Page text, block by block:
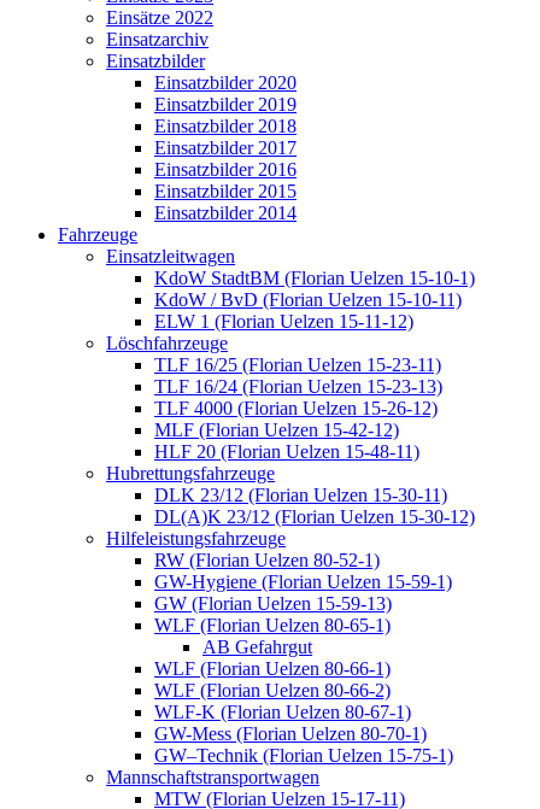
Einsätze 2022
Einsatzarchiv
Einsatzbilder
Einsatzbilder 2020
Einsatzbilder 2019
Einsatzbilder 2018
Einsatzbilder 2017
Einsatzbilder 2016
Einsatzbilder 2015
Einsatzbilder 2014
Fahrzeuge
Einsatzleitwagen
KdoW StadtBM (Florian Uelzen 15-10-1)
KdoW / BvD (Florian Uelzen 15-10-11)
ELW 1 (Florian Uelzen 15-11-12)
Löschfahrzeuge
TLF 16/25 (Florian Uelzen 15-23-11)
TLF 16/24 (Florian Uelzen 15-23-13)
TLF 4000 (Florian Uelzen 15-26-12)
MLF (Florian Uelzen 15-42-12)
HLF 20 (Florian Uelzen 15-48-11)
Hubrettungsfahrzeuge
DLK 23/12 (Florian Uelzen 15-30-11)
DL(A)K 23/12 (Florian Uelzen 15-30-12)
Hilfeleistungsfahrzeuge
RW (Florian Uelzen 80-52-1)
GW-Hygiene (Florian Uelzen 15-59-1)
GW (Florian Uelzen 15-59-13)
WLF (Florian Uelzen 80-65-1)
AB Gefahrgut
WLF (Florian Uelzen 80-66-1)
WLF (Florian Uelzen 80-66-2)
WLF-K (Florian Uelzen 80-67-1)
GW-Mess (Florian Uelzen 80-70-1)
GW–Technik (Florian Uelzen 15-75-1)
Mannschaftstransportwagen
MTW (Florian Uelzen 15-17-11)